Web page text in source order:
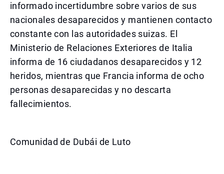
informado incertidumbre sobre varios de sus
nacionales desaparecidos y mantienen contacto
constante con las autoridades suizas. El
Ministerio de Relaciones Exteriores de Italia
informa de 16 ciudadanos desaparecidos y 12
heridos, mientras que Francia informa de ocho
personas desaparecidas y no descarta
fallecimientos.
Comunidad de Dubái de Luto